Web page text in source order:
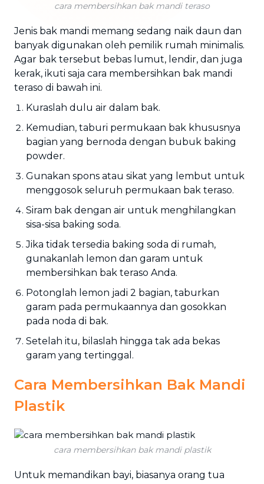
cara membersihkan bak mandi teraso
Jenis bak mandi memang sedang naik daun dan
banyak digunakan oleh pemilik rumah minimalis.
Agar bak tersebut bebas lumut, lendir, dan juga
kerak, ikuti saja cara membersihkan bak mandi
teraso di bawah ini.
Kuraslah dulu air dalam bak.
Kemudian, taburi permukaan bak khususnya
bagian yang bernoda dengan bubuk baking
powder.
Gunakan spons atau sikat yang lembut untuk
menggosok seluruh permukaan bak teraso.
Siram bak dengan air untuk menghilangkan
sisa-sisa baking soda.
Jika tidak tersedia baking soda di rumah,
gunakanlah lemon dan garam untuk
membersihkan bak teraso Anda.
Potonglah lemon jadi 2 bagian, taburkan
garam pada permukaannya dan gosokkan
pada noda di bak.
Setelah itu, bilaslah hingga tak ada bekas
garam yang tertinggal.
Cara Membersihkan Bak Mandi
Plastik
cara membersihkan bak mandi plastik
Untuk memandikan bayi, biasanya orang tua